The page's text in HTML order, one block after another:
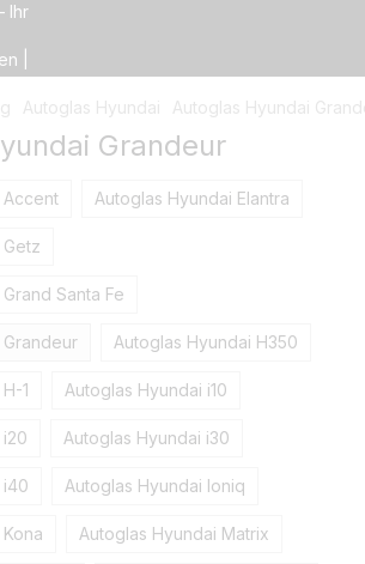
Autoglas Hyundai Autoglas Hyundai
Grandeur
Accent Autoglas Hyundai Elantra
Santa Fe
Autoglas Hyundai H350
1 Autoglas Hyundai i10
Autoglas Hyundai i30
i40 Autoglas Hyundai Ioniq
Autoglas Hyundai Matrix